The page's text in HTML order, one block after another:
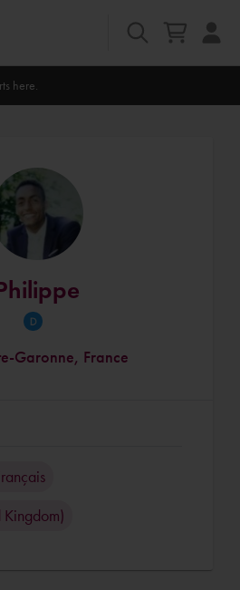
Partner
Garonne, France
Kingdom)